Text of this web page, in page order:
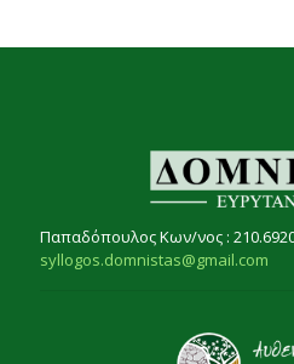
Παπαδόπουλος Κων/νος :
syllogos.domnistas@gmail.com